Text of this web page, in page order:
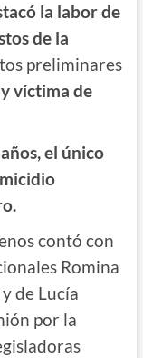
la labor de
de la
preliminares
víctima de
el único
contó con
Romina
de Lucía
por la